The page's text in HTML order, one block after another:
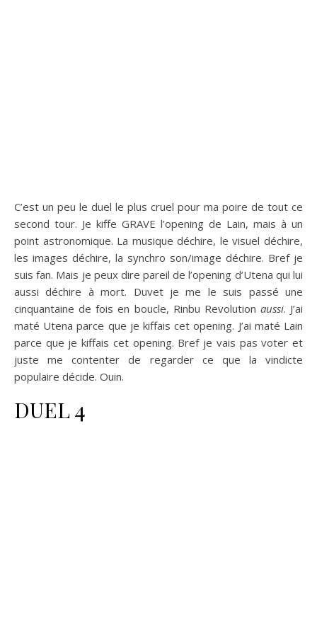
C’est un peu le duel le plus cruel pour ma poire de tout ce
second tour. Je kiffe GRAVE l’opening de Lain, mais à un
point astronomique. La musique déchire, le visuel déchire,
les images déchire, la synchro son/image déchire. Bref je
suis fan. Mais je peux dire pareil de l’opening d’Utena qui lui
aussi déchire à mort. Duvet je me le suis passé une
cinquantaine de fois en boucle, Rinbu Revolution aussi. J’ai
maté Utena parce que je kiffais cet opening. J’ai maté Lain
parce que je kiffais cet opening. Bref je vais pas voter et
juste me contenter de regarder ce que la vindicte
populaire décide. Ouin.
DUEL 4